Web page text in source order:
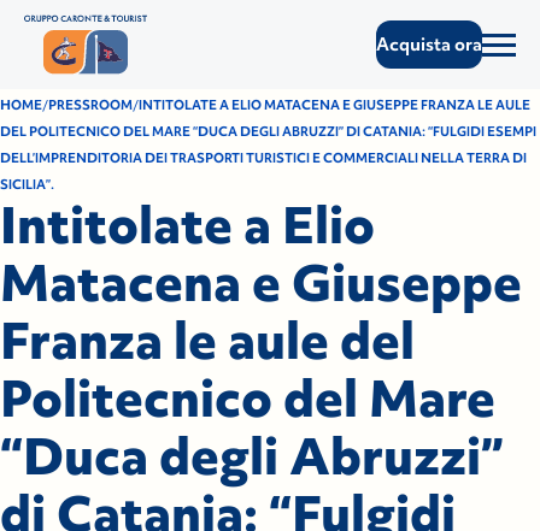
Acquista ora
HOME PRESSROOM INTITOLATE A ELIO MATACENA E GIUSEPPE FRANZA LE AULE
DEL POLITECNICO DEL MARE “DUCA DEGLI ABRUZZI” DI CATANIA: “FULGIDI ESEMPI
DELL’IMPRENDITORIA DEI TRASPORTI TURISTICI E COMMERCIALI NELLA TERRA DI
SICILIA”.
Intitolate a Elio
Matacena e Giuseppe
Franza le aule del
Politecnico del Mare
“Duca degli Abruzzi”
di Catania: “Fulgidi